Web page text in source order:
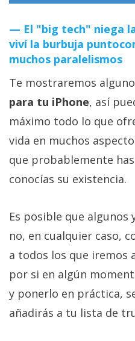
Ciberseguridad
Sistemas
operativos
Profesional
+
Más
temas
Sorteos
Foros
Contacto
/
Sobre
El "big tech" niega
viví la burbuja
muchos paralelismos
Te mostraremos
para tu iPhone, así
máximo todo lo que
vida en muchos
que probablemente
conocías su existencia.
Es posible que algunos
no, en cualquier caso,
a todos los que iremos
por si en algún
y ponerlo en práctica,
añadirás a tu lista de